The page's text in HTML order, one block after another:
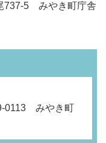
737-5 みやき町庁舎
みやき町